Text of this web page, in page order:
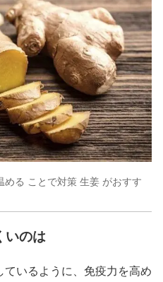
る ことで対策 生姜 がおすす
いのは
いるように、免疫力を高め